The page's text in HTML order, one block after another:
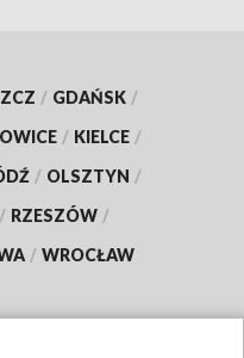
/ GDAŃSK /
/ KIELCE /
/ OLSZTYN /
/ RZESZÓW /
/ WROCŁAW